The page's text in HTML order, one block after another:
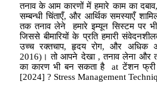
तनाव के आम कारणों में हमारे काम का दबाव,
सम्बन्धी चिंताएँ, और आर्थिक समस्याएँ
तक तनाव लेने हमारे इम्यून सिस्टम पर भी
जिससे बीमारियों के प्रति हमारी
उच्च रक्तचाप, हृदय रोग, और अधिक
2016)। तो आपने देखा , तनाव लेना और
का कारण भी बन सकता है at टेंशन फ्री
[2024] ? Stress Management